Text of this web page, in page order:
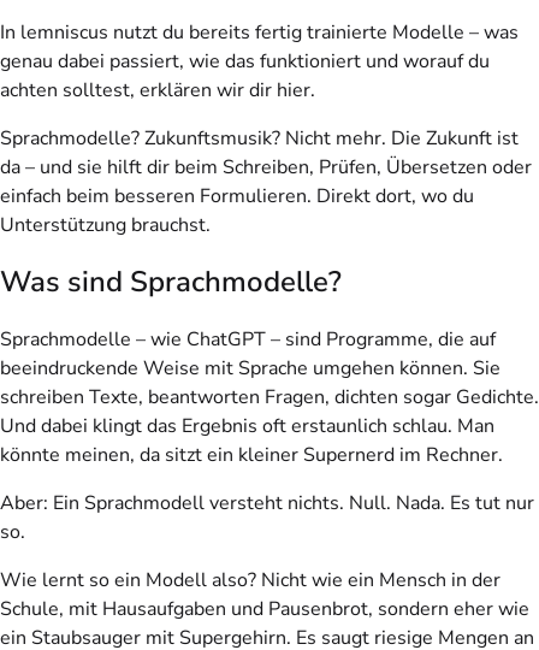
In lemniscus nutzt du bereits fertig trainierte Modelle – was
genau dabei passiert, wie das funktioniert und worauf du
achten solltest, erklären wir dir hier.
Sprachmodelle? Zukunftsmusik? Nicht mehr. Die Zukunft ist
da – und sie hilft dir beim Schreiben, Prüfen, Übersetzen oder
einfach beim besseren Formulieren. Direkt dort, wo du
Unterstützung brauchst.
Was sind Sprachmodelle?
Sprachmodelle – wie ChatGPT – sind Programme, die auf
beeindruckende Weise mit Sprache umgehen können. Sie
schreiben Texte, beantworten Fragen, dichten sogar Gedichte.
Und dabei klingt das Ergebnis oft erstaunlich schlau. Man
könnte meinen, da sitzt ein kleiner Supernerd im Rechner.
Aber: Ein Sprachmodell versteht nichts. Null. Nada. Es tut nur
so.
Wie lernt so ein Modell also? Nicht wie ein Mensch in der
Schule, mit Hausaufgaben und Pausenbrot, sondern eher wie
ein Staubsauger mit Supergehirn. Es saugt riesige Mengen an